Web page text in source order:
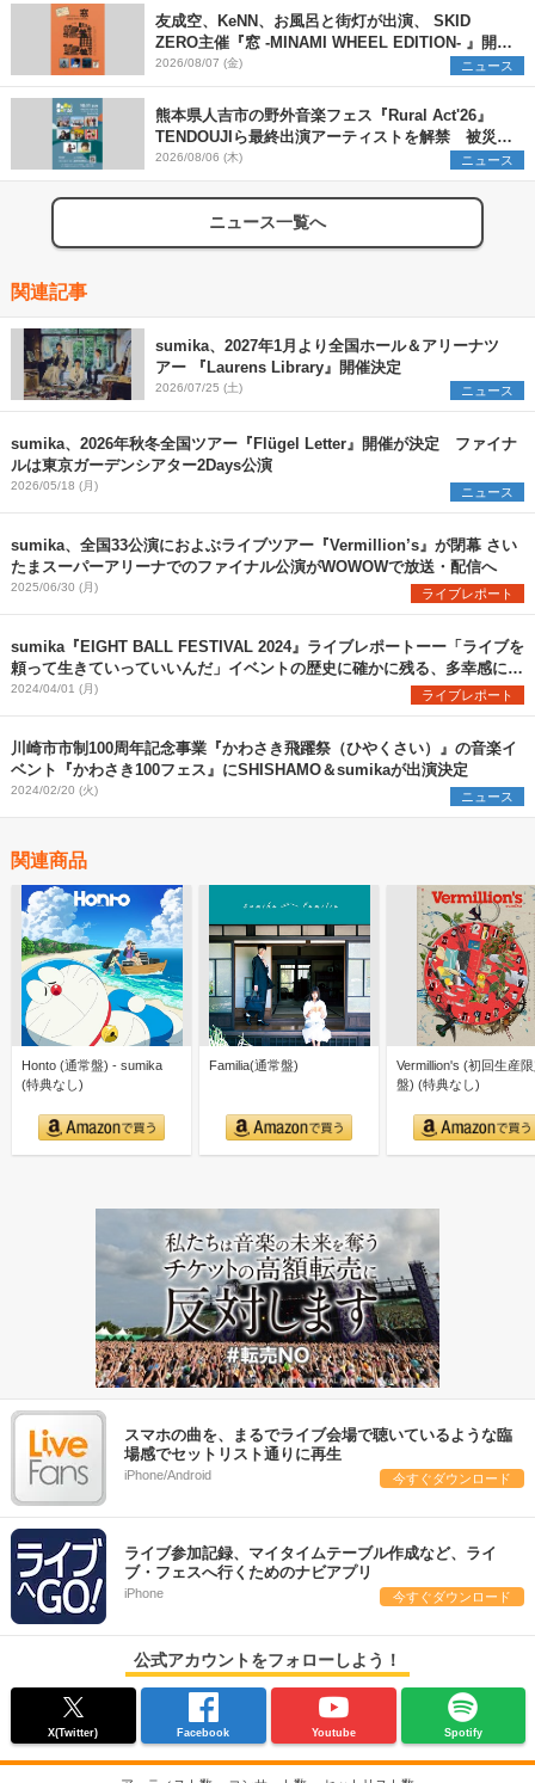
友成空、KeNN、お風呂と街灯が出演、 SKID
ZERO主催『窓 -MINAMI WHEEL EDITION- 』開催
決定
2026/08/07 (金) ニュース
熊本県人吉市の野外音楽フェス『Rural Act'26』
TENDOUJIら最終出演アーティストを解禁 被災地
支援プロジェクトの始動も発表
2026/08/06 (木) ニュース
ニュース一覧へ
関連記事
sumika、2027年1月より全国ホール＆アリーナツ
アー 『Laurens Library』開催決定
2026/07/25 (土) ニュース
sumika、2026年秋冬全国ツアー『Flügel Letter』開催が決定 ファイナ
ルは東京ガーデンシアター2Days公演
2026/05/18 (月) ニュース
sumika、全国33公演におよぶライブツアー『Vermillion’s』が閉幕 さい
たまスーパーアリーナでのファイナル公演がWOWOWで放送・配信へ
2025/06/30 (月) ライブレポート
sumika『EIGHT BALL FESTIVAL 2024』ライブレポートーー「ライブを
頼って生きていっていいんだ」イベントの歴史に確かに残る、多幸感に満
ちた瞬間を目撃
2024/04/01 (月) ライブレポート
川崎市市制100周年記念事業『かわさき飛躍祭（ひやくさい）』の音楽イ
ベント『かわさき100フェス』にSHISHAMO＆sumikaが出演決定
2024/02/20 (火) ニュース
関連商品
Honto (通常盤) - sumika
(特典なし)
Familia(通常盤)
Vermillion's (初回生産
盤) (特典なし)
スマホの曲を、まるでライブ会場で聴いているような臨
場感でセットリスト通りに再生
iPhone/Android 今すぐダウンロード
ライブ参加記録、マイタイムテーブル作成など、ライ
ブ・フェスへ行くためのナビアプリ
iPhone 今すぐダウンロード
公式アカウントをフォローしよう！
X(Twitter) Facebook Youtube Spotify